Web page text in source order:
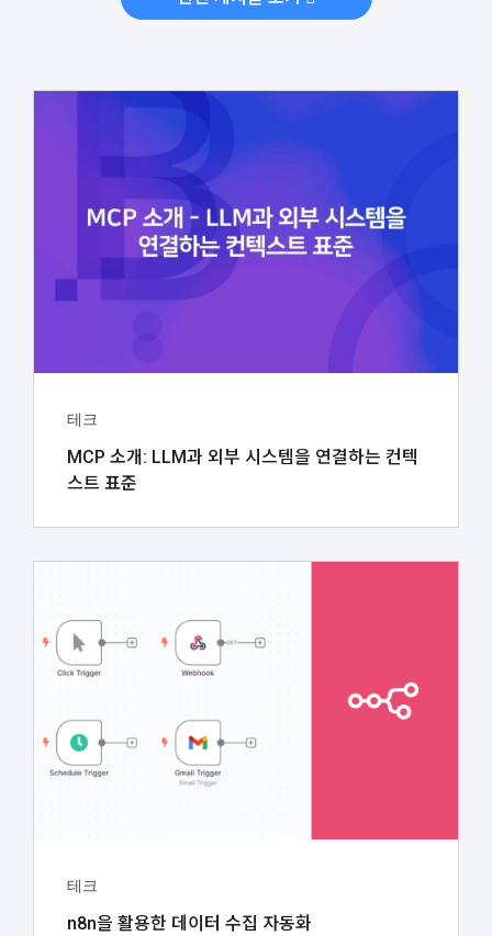
테크
MCP 소개: LLM과 외부 시스템을 연결하는 컨텍
스트 표준
테크
n8n을 활용한 데이터 수집 자동화